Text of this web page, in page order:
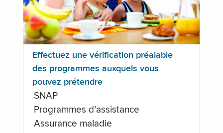
Effectuez une vérification préalable
des programmes auxquels vous
pouvez prétendre
SNAP
Programmes d’assistance
Assurance maladie